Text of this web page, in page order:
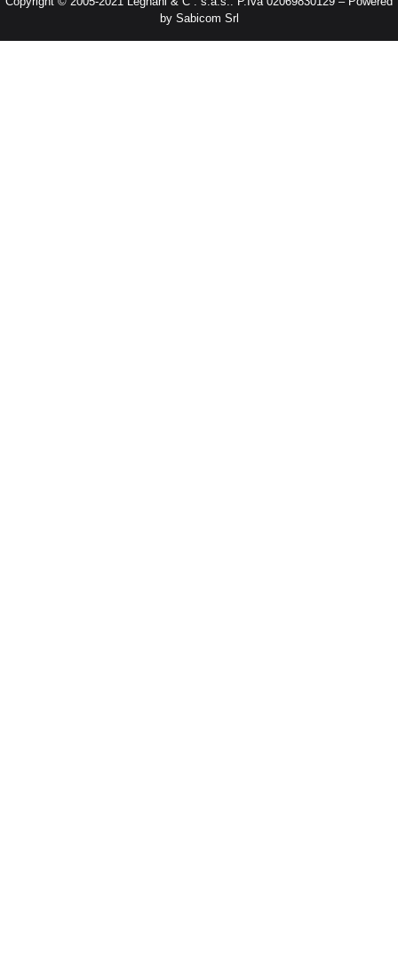
by Sabicom Srl